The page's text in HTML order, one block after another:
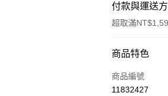
付款與運送
超取滿
付款方式
信用卡一次付款
商品特色
商品編號
11832427